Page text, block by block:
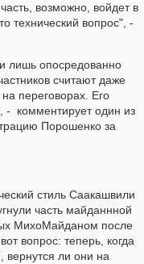
возможно, войдет в
технический вопрос", -
лишь опосредованно
считают даже
переговорах. Его
- комментирует один из
Порошенко за
стиль Саакашвили
часть майданнной
МихоМайданом после
вопрос: теперь, когда
вернутся ли они на